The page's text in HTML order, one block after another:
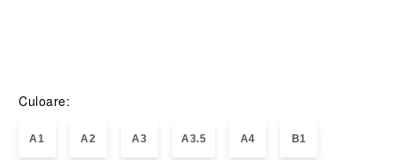
Culoare:
A1 A2 A3 A3.5 A4 B1